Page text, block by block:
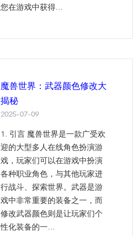
您在游戏中获得...
魔兽世界：武器颜色修改大
揭秘
2025-07-09
1. 引言 魔兽世界是一款广受欢
迎的大型多人在线角色扮演游
戏，玩家们可以在游戏中扮演
各种职业角色，与其他玩家进
行战斗、探索世界。武器是游
戏中非常重要的装备之一，而
修改武器颜色则是让玩家们个
性化装备的一...